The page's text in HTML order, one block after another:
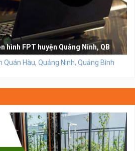
hình FPT huyện Quảng Ninh, QB
Quán Hàu, Quảng Ninh, Quảng Bình